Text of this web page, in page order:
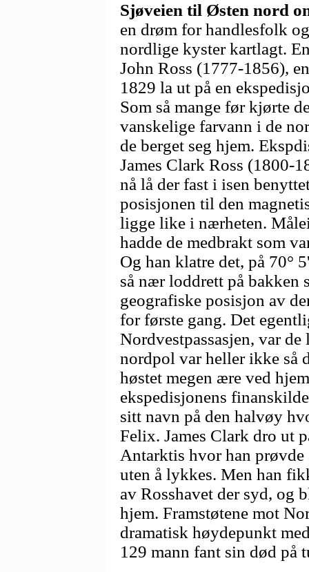
Sjøveien til Østen nord
en drøm for handlesfolk
nordlige kyster kartlagt.
John Ross (1777-1856),
1829 la ut på en
Som så mange før kjørte
vanskelige farvann i de
de berget seg hjem.
James Clark Ross (1800-
nå lå der fast i isen
posisjonen til den
ligge like i nærheten.
hadde de medbrakt som
Og han klatre det, på 70°
så nær loddrett på bakken
geografiske posisjon av
for første gang. Det
Nordvestpassasjen, var
nordpol var heller ikke så
høstet megen ære ved
ekspedisjonens
sitt navn på den halvøy
Felix. James Clark dro ut
Antarktis hvor han prøvde
uten å lykkes. Men han
av Rosshavet der syd, og
hjem. Framstøtene mot
dramatisk høydepunkt
129 mann fant sin død på